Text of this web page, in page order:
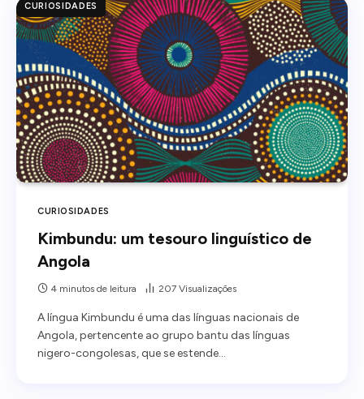
CURIOSIDADES
CURIOSIDADES
Kimbundu: um tesouro linguístico de
Angola
4 minutos de leitura 207 Visualizações
A língua Kimbundu é uma das línguas nacionais de
Angola, pertencente ao grupo bantu das línguas
nigero-congolesas, que se estende…